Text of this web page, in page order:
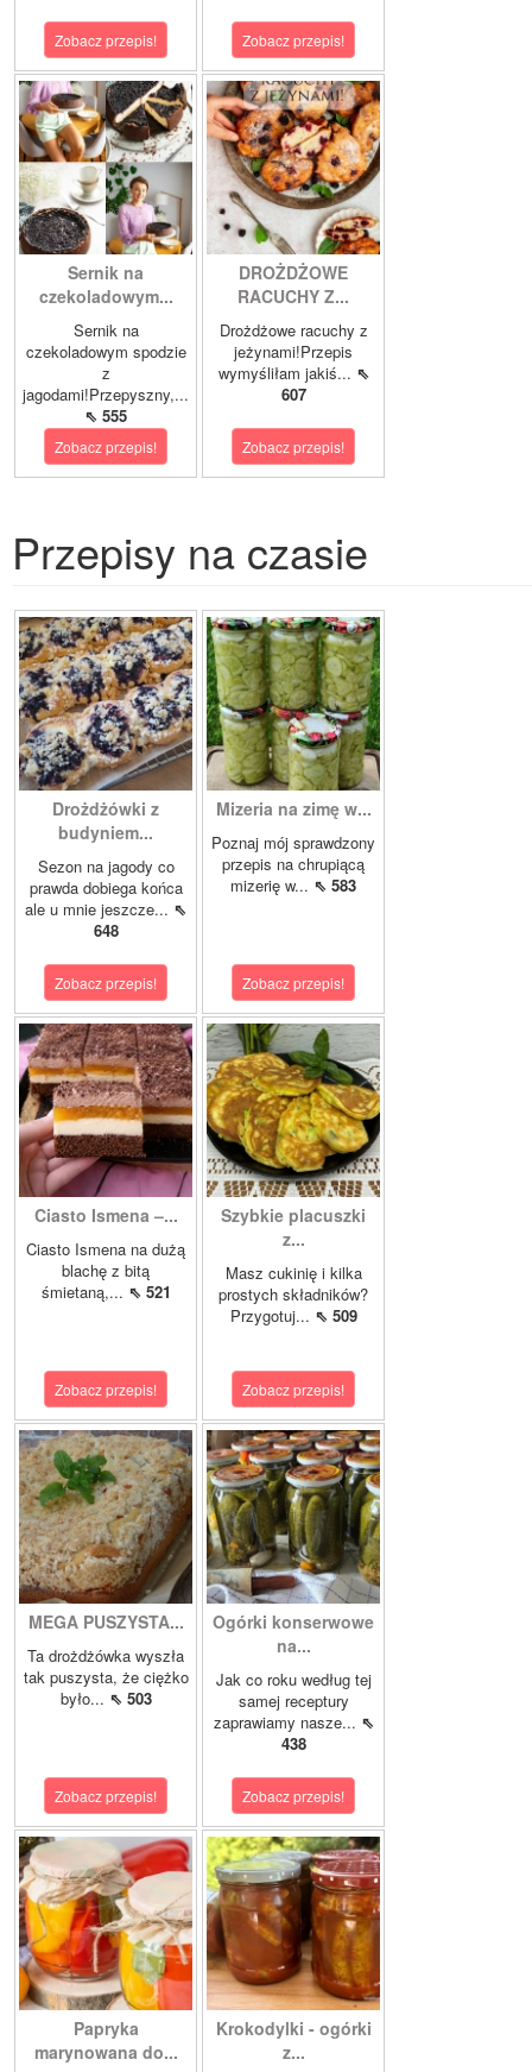
Zobacz przepis! Zobacz przepis!
Sernik na
czekoladowym...
Sernik na
czekoladowym spodzie
z
jagodami!Przepyszny,...
⇖ 555
Zobacz przepis!
DROŻDŻOWE
RACUCHY Z...
Drożdżowe racuchy z
jeżynami!Przepis
wymyśliłam jakiś... ⇖
607
Zobacz przepis!
Przepisy na czasie
Drożdżówki z
budyniem...
Sezon na jagody co
prawda dobiega końca
ale u mnie jeszcze... ⇖
648
Zobacz przepis!
Mizeria na zimę w...
Poznaj mój sprawdzony
przepis na chrupiącą
mizerię w... ⇖ 583
Zobacz przepis!
Ciasto Ismena –...
Ciasto Ismena na dużą
blachę z bitą
śmietaną,... ⇖ 521
Zobacz przepis!
Szybkie placuszki
z...
Masz cukinię i kilka
prostych składników?
Przygotuj... ⇖ 509
Zobacz przepis!
MEGA PUSZYSTA...
Ta drożdżówka wyszła
tak puszysta, że ciężko
było... ⇖ 503
Zobacz przepis!
Ogórki konserwowe
na...
Jak co roku według tej
samej receptury
zaprawiamy nasze... ⇖
438
Zobacz przepis!
Papryka
marynowana do...
Krokodylki - ogórki
z...